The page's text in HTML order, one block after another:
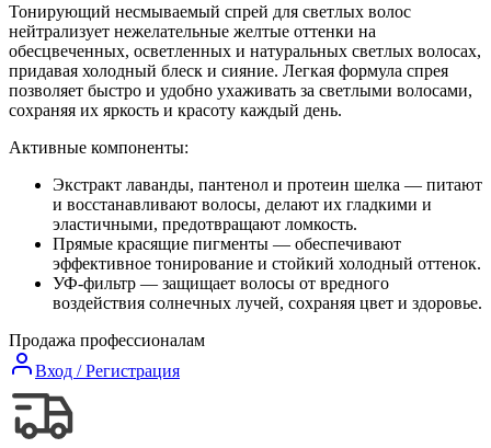
Тонирующий несмываемый спрей для светлых волос
нейтрализует нежелательные желтые оттенки на
обесцвеченных, осветленных и натуральных светлых волосах,
придавая холодный блеск и сияние. Легкая формула спрея
позволяет быстро и удобно ухаживать за светлыми волосами,
сохраняя их яркость и красоту каждый день.
Активные компоненты:
Экстракт лаванды, пантенол и протеин шелка — питают
и восстанавливают волосы, делают их гладкими и
эластичными, предотвращают ломкость.
Прямые красящие пигменты — обеспечивают
эффективное тонирование и стойкий холодный оттенок.
УФ-фильтр — защищает волосы от вредного
воздействия солнечных лучей, сохраняя цвет и здоровье.
Продажа профессионалам
Вход / Регистрация